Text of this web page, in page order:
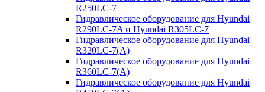
R250LC-7
Гидравлическое оборудование для Hyundai
R290LC-7A и Hyundai R305LC-7
Гидравлическое оборудование для Hyundai
R320LC-7(A)
Гидравлическое оборудование для Hyundai
R360LC-7(A)
Гидравлическое оборудование для Hyundai